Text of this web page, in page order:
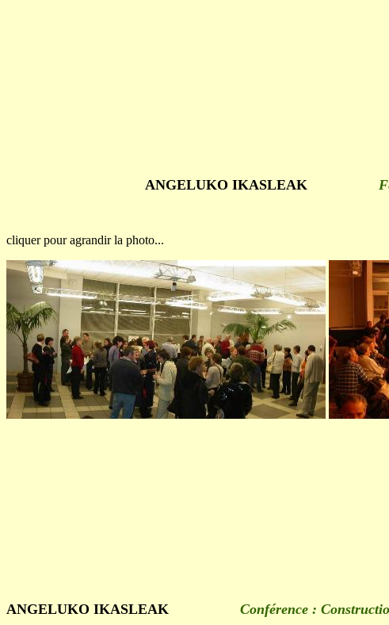
ANGELUKO IKASLEAK
cliquer pour agrandir la photo...
ANGELUKO IKASLEAK Conférence :